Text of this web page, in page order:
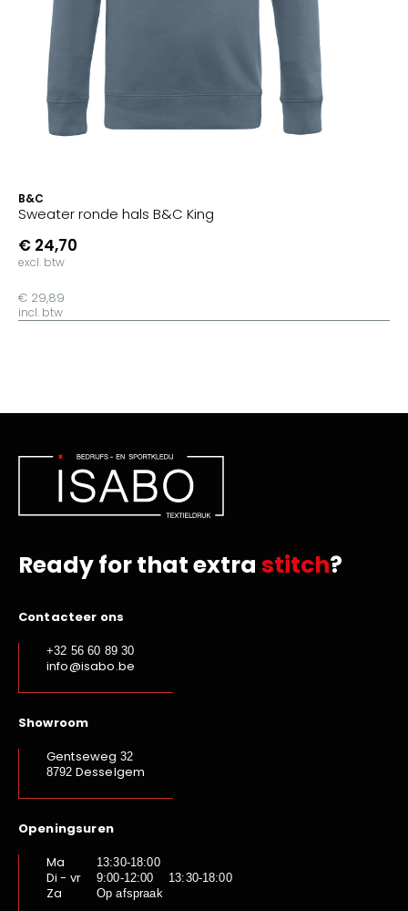
B&C
Sweater ronde hals B&C King
€ 24,70
excl. btw
€ 29,89
incl. btw
Ready for that extra stitch?
Contacteer ons
+32 56 60 89 30
info@isabo.be
Showroom
Gentseweg 32
8792 Desselgem
Openingsuren
Ma
13:30-18:00
Di - vr 9:00-12:00 13:30-18:00
Za Op afspraak